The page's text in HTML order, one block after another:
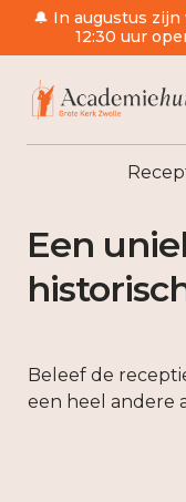
🔔 In augustus
12:30 uur
/ Huren
Een
Beleef de
een heel andere